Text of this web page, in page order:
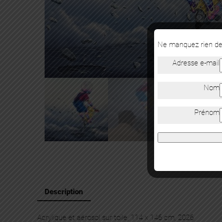
Description
Acrylique et aérosol sur toile, 114 x 146 cm, 2026
Ne manquez rien
Adresse e-mail
Nom
Prénom